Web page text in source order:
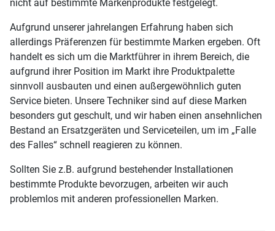
nicht auf bestimmte Markenprodukte festgelegt.
Aufgrund unserer jahrelangen Erfahrung haben sich
allerdings Präferenzen für bestimmte Marken ergeben. Oft
handelt es sich um die Marktführer in ihrem Bereich, die
aufgrund ihrer Position im Markt ihre Produktpalette
sinnvoll ausbauten und einen außergewöhnlich guten
Service bieten. Unsere Techniker sind auf diese Marken
besonders gut geschult, und wir haben einen ansehnlichen
Bestand an Ersatzgeräten und Serviceteilen, um im „Falle
des Falles“ schnell reagieren zu können.
Sollten Sie z.B. aufgrund bestehender Installationen
bestimmte Produkte bevorzugen, arbeiten wir auch
problemlos mit anderen professionellen Marken.